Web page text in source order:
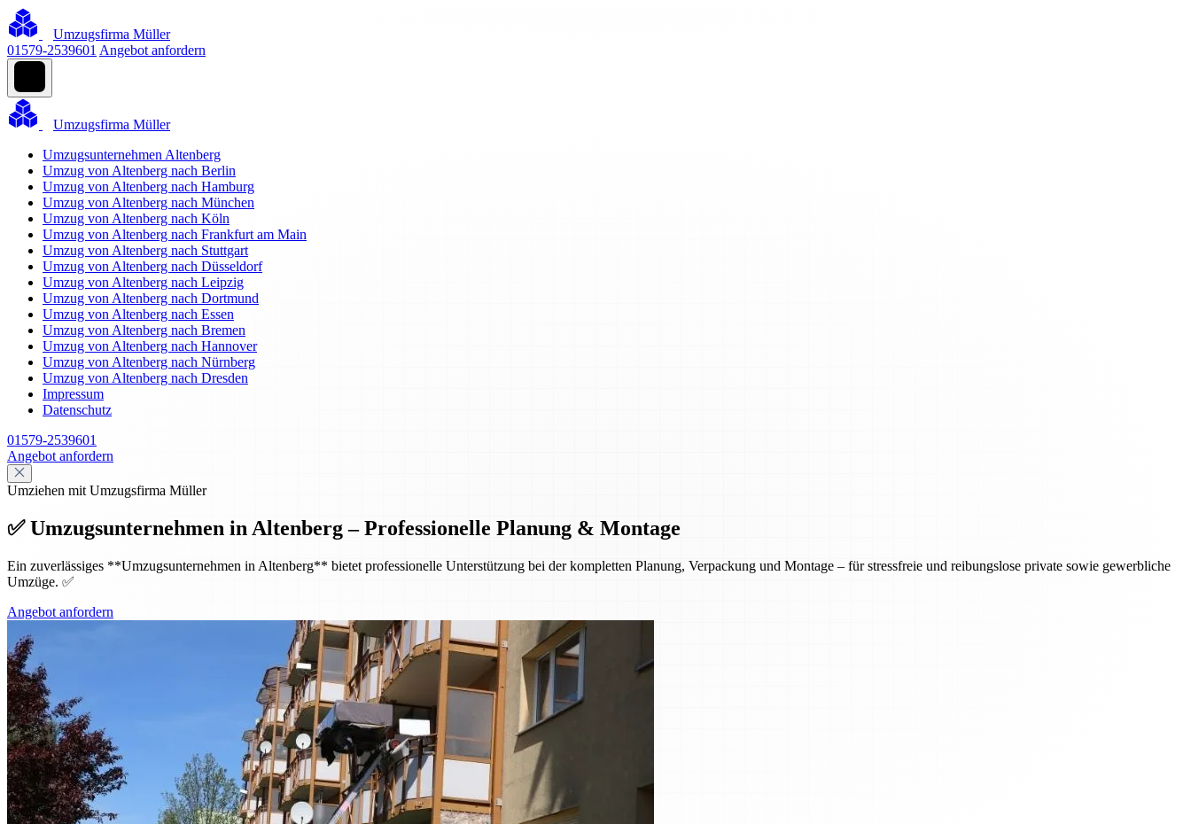
Umzugsfirma Müller
01579-2539601 Angebot anfordern
Umzugsfirma Müller
Umzugsunternehmen Altenberg
Umzug von Altenberg nach Berlin
Umzug von Altenberg nach Hamburg
Umzug von Altenberg nach München
Umzug von Altenberg nach Köln
Umzug von Altenberg nach Frankfurt am Main
Umzug von Altenberg nach Stuttgart
Umzug von Altenberg nach Düsseldorf
Umzug von Altenberg nach Leipzig
Umzug von Altenberg nach Dortmund
Umzug von Altenberg nach Essen
Umzug von Altenberg nach Bremen
Umzug von Altenberg nach Hannover
Umzug von Altenberg nach Nürnberg
Umzug von Altenberg nach Dresden
Impressum
Datenschutz
01579-2539601
Angebot anfordern
Umziehen mit Umzugsfirma Müller
✅ Umzugsunternehmen in Altenberg – Professionelle Planung & Montage
Ein zuverlässiges **Umzugsunternehmen in Altenberg** bietet professionelle Unterstützung bei der kompletten Planung, Verpackung und Montage – für stressfreie und reibungslose private sowie gewerbliche
Umzüge. ✅
Angebot anfordern